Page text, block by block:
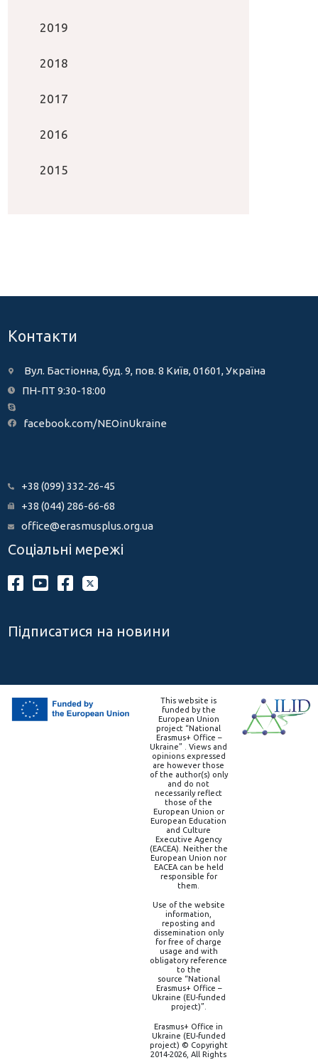
2019
2018
2017
2016
2015
Контакти
Вул. Бастіонна, буд. 9, пов. 8 Київ, 01601, Україна
ПН-ПТ 9:30-18:00
facebook.com/NEOinUkraine
+38 (099) 332-26-45
+38 (044) 286-66-68
office@erasmusplus.org.ua
Соціальні мережі
Підписатися на новини
This website is
funded by the
European Union
project “National
Erasmus+ Office –
Ukraine” . Views and
opinions expressed
are however those
of the author(s) only
and do not
necessarily reflect
those of the
European Union or
European Education
and Culture
Executive Agency
(EACEA). Neither the
European Union nor
EACEA can be held
responsible for
them.
Use of the website
information,
reposting and
dissemination only
for free of charge
usage and with
obligatory reference
to the
source “National
Erasmus+ Office –
Ukraine (EU-funded
project)”.
Erasmus+ Office in
Ukraine (EU-funded
project) © Copyright
2014-2026, All Rights